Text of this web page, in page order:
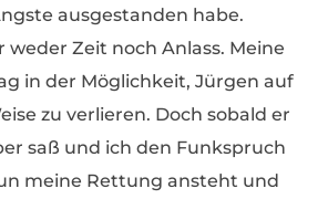
ausgestanden habe.
weder Zeit noch Anlass. Meine
in der Möglichkeit, Jürgen auf
zu verlieren. Doch sobald er
saß und ich den Funkspruch
meine Rettung ansteht und